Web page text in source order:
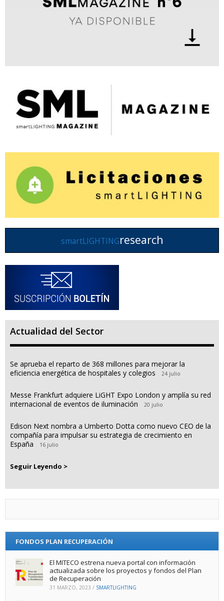
smartLIGHTINGresearch
Actualidad del Sector
Se aprueba el reparto de 368 millones para mejorar la
eficiencia energética de hospitales y colegios
24 julio
Messe Frankfurt adquiere LiGHT Expo London y amplía su red
internacional de eventos de iluminación
20 julio
Edison Next nombra a Umberto Dotta como nuevo CEO de la
compañía para impulsar su estrategia de crecimiento en
España
16 julio
Seguir Leyendo >
FONDOS PLAN RECUPERACIÓN
El MITECO estrena nueva portal con información
actualizada sobre los proyectos y fondos del Plan
de Recuperación
31 MARZO, 2023 / SMARTLIGHTING